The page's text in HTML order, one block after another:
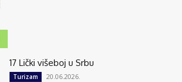
17 Lički višeboj u Srbu
Turizam 20.06.2026.